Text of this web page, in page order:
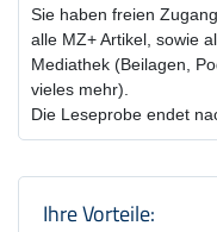
Sie haben freien
alle MZ+ Artikel, sowie
Mediathek (Beilagen,
vieles mehr).
Die Leseprobe endet
Ihre Vorteile: